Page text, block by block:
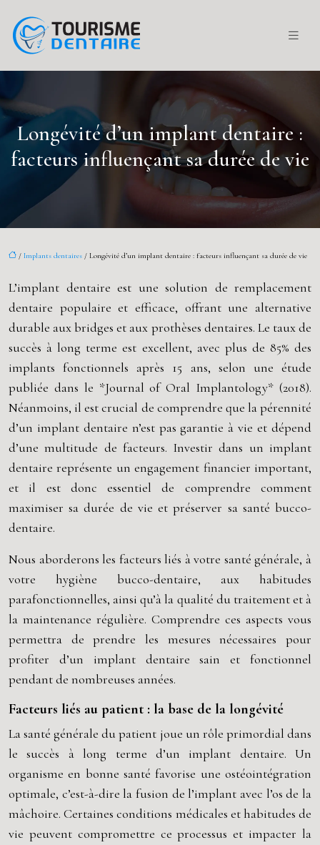
Longévité d’un implant dentaire :
facteurs influençant sa durée de vie
/ Implants dentaires / Longévité d’un implant dentaire : facteurs influençant sa durée de vie
L’implant dentaire est une solution de remplacement
dentaire populaire et efficace, offrant une alternative
durable aux bridges et aux prothèses dentaires. Le taux de
succès à long terme est excellent, avec plus de 85% des
implants fonctionnels après 15 ans, selon une étude
publiée dans le *Journal of Oral Implantology* (2018).
Néanmoins, il est crucial de comprendre que la pérennité
d’un implant dentaire n’est pas garantie à vie et dépend
d’une multitude de facteurs. Investir dans un implant
dentaire représente un engagement financier important,
et il est donc essentiel de comprendre comment
maximiser sa durée de vie et préserver sa santé bucco-
dentaire.
Nous aborderons les facteurs liés à votre santé générale, à
votre hygiène bucco-dentaire, aux habitudes
parafonctionnelles, ainsi qu’à la qualité du traitement et à
la maintenance régulière. Comprendre ces aspects vous
permettra de prendre les mesures nécessaires pour
profiter d’un implant dentaire sain et fonctionnel
pendant de nombreuses années.
Facteurs liés au patient : la base de la longévité
La santé générale du patient joue un rôle primordial dans
le succès à long terme d’un implant dentaire. Un
organisme en bonne santé favorise une ostéointégration
optimale, c’est-à-dire la fusion de l’implant avec l’os de la
mâchoire. Certaines conditions médicales et habitudes de
vie peuvent compromettre ce processus et impacter la